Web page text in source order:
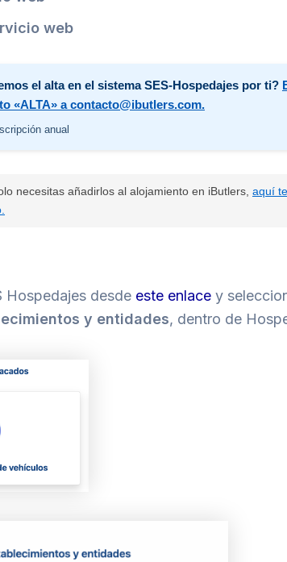
web
el alta en el sistema SES-Hospedajes por ti?
«ALTA» a contacto@ibutlers.com.
anual
necesitas añadirlos al alojamiento en iButlers, aquí te
Hospedajes desde este enlace y
y entidades, dentro de